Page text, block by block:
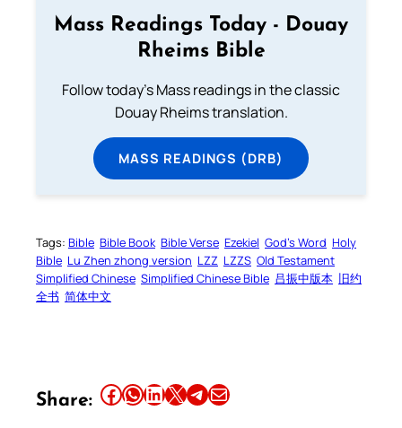
Mass Readings Today - Douay
Rheims Bible
Follow today's Mass readings in the classic
Douay Rheims translation.
MASS READINGS (DRB)
Tags: Bible Bible Book Bible Verse Ezekiel God’s Word Holy
Bible Lu Zhen zhong version LZZ LZZS Old Testament
Simplified Chinese Simplified Chinese Bible 吕振中版本 旧约
全书 简体中文
Share: Share this article on Facebook Share this article on WhatsApp Share this article on LinkedIn Share this article on X Share this article on TelegramEmail this Article